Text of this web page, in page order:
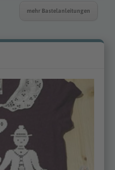
mehr Bastelanleitungen